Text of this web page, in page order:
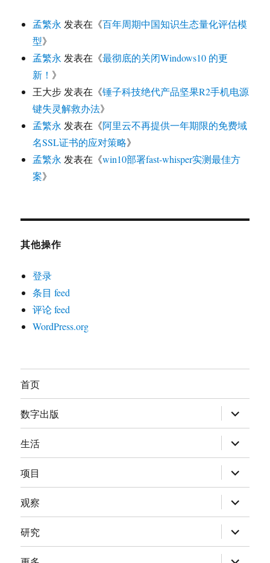
孟繁永 发表在《百年周期中国知识生态量化评估模
型》
孟繁永 发表在《最彻底的关闭Windows10 的更
新！ 》
王大步 发表在《锤子科技绝代产品坚果R2手机电源
键失灵解救办法》
孟繁永 发表在《阿里云不再提供一年期限的免费域
名SSL证书的应对策略》
孟繁永 发表在《win10部署fast-whisper实测最佳方
案》
其他操作
登录
条目 feed
评论 feed
WordPress.org
首页
数字出版 展
开
子
菜
单
生活 展
开
子
菜
单
项目 展
开
子
菜
单
观察 展
开
子
菜
单
研究 展
开
子
菜展